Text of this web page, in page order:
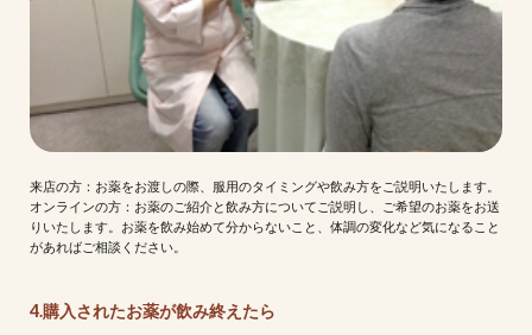
来店の方：お薬をお渡しの際、服用のタイミングや飲み方をご説明いたします。
オンラインの方：お薬のご紹介と飲み方についてご説明し、ご希望のお薬をお送
りいたします。お薬を飲み始めて分からないこと、体調の変化など気になること
があればご相談ください。
4.購入されたお薬が飲み終えたら